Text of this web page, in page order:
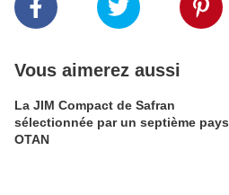
Vous aimerez aussi
La JIM Compact de Safran
sélectionnée par un septième pays
OTAN